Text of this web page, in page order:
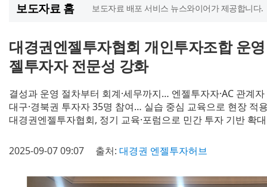
보도자료 홈 보도자료 배포 서비스 뉴스와이어가 제공합니다.
대경권엔젤투자협회 개인투자조합 운
젤투자자 전문성 강화
결성과 운영 절차부터 회계·세무까지… 엔젤투자자·AC 관계
대구·경북권 투자자 35명 참여… 실습 중심 교육으로 현장 적
대경권엔젤투자협회, 정기 교육·포럼으로 민간 투자 기반 확
2025-09-07 09:07 출처: 대경권 엔젤투자허브